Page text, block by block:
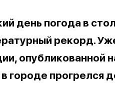
день погода в
рекорд.
опубликованной
городе прогрелся